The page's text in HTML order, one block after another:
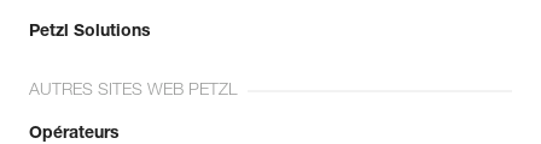
Petzl Solutions
AUTRES SITES WEB PETZL
Opérateurs